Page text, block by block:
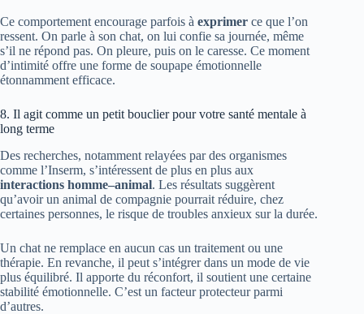
Ce comportement encourage parfois à exprimer ce que l’on
ressent. On parle à son chat, on lui confie sa journée, même
s’il ne répond pas. On pleure, puis on le caresse. Ce moment
d’intimité offre une forme de soupape émotionnelle
étonnamment efficace.
8. Il agit comme un petit bouclier pour votre santé mentale à
long terme
Des recherches, notamment relayées par des organismes
comme l’Inserm, s’intéressent de plus en plus aux
interactions homme–animal. Les résultats suggèrent
qu’avoir un animal de compagnie pourrait réduire, chez
certaines personnes, le risque de troubles anxieux sur la durée.
Un chat ne remplace en aucun cas un traitement ou une
thérapie. En revanche, il peut s’intégrer dans un mode de vie
plus équilibré. Il apporte du réconfort, il soutient une certaine
stabilité émotionnelle. C’est un facteur protecteur parmi
d’autres.